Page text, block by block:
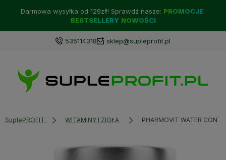
Darmowa wysyłka od 129zł!! Sprawdź nasze: PROMOCJE
BESTSELLERY NOWOŚCI
535114318 sklep@supleprofit.pl
SuplePROFIT WITAMINY I ZIOŁA PHARMOVIT WATER